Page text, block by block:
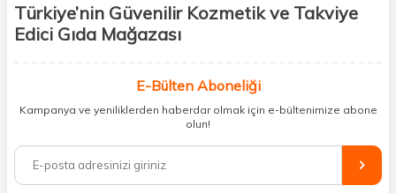
Türkiye’nin Güvenilir Kozmetik ve Takviye
Edici Gıda Mağazası
kişisel bakım hem de takviye edici gıda ürünlerini sizlerle
buluşturuyoruz. Artık mağaza mağaza dolaşmanıza gerek yok;
ihtiyacınız olan her şeyi tek bir çatı altında topluyor ve kapınıza kadar
%100 orijinal kozmetik ve sağlık ürünleriyle güzelliğinizi tamamlayabilir,
vücudunuzu desteklemek için güvenilir takviye edici gıdalara
E-Bülten Aboneliği
Kampanya ve yeniliklerden haberdar olmak için e-bültenimize abone
olun!